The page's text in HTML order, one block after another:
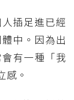
插足進已經
中。因為出
有一種「我
感。